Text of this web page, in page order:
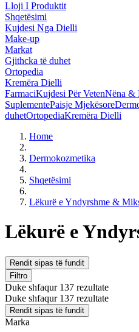
Lloji I Produktit
Shqetësimi
Kujdesi Nga Dielli
Make-up
Markat
Gjithcka të duhet
Ortopedia
Kremëra Dielli
FarmaciKujdesi Për VetenNëna &
SuplementePaisje Mjekësore
duhetOrtopediaKremëra Dielli
Home
Dermokozmetika
Shqetësimi
Lëkurë e Yndyrshme &
Lëkurë e
Rendit sipas të fundit
Filtro
Duke shfaqur 137 rezultate
Duke shfaqur 137 rezultate
Rendit sipas të fundit
Marka